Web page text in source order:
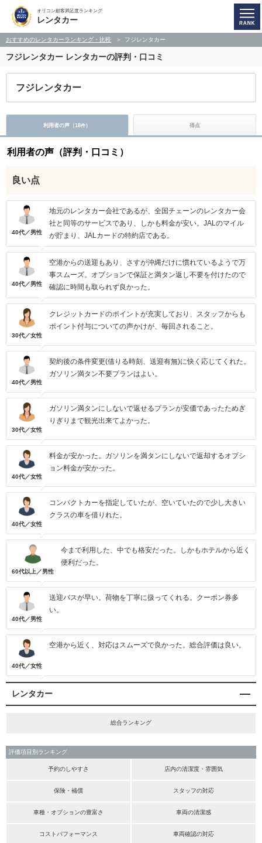
オリコン顧客満足度ランキング
レンタカー
おすすめのレンタカーランキング・比較 フジレンタカー
フジレンタカー レンタカーの評判・口コミ
フジレンタカー
利用者の声（18件） 得点
利用者の声（評判・口コミ）
良い点
40代／男性
地元のレンタカー会社であるが、全国チェーンのレンタカー会
社と同等のサービスであり、しかも料金が安い。JALのマイル
が貯まり、JALカードの特約店である。
40代／男性
空港からの送迎もあり、さすが沖縄だけに慣れているようで万
事スムーズ。オプションで保証と満タン返し不要を付けたので
確認に時間も取られず良かった。
30代／女性
クレジットカードのポイントが充実しており、スタッフからも
ポイント付与についての声かけが、毎回されること。
40代／男性
契約後の条件変更(借りる時刻、送迎有無)に快く応じてくれた。
ガソリン満タン不要プランはよい。
30代／女性
ガソリン満タンにしないで返せるプランが安価であったためぎ
りぎりまで観光出来てよかった。
40代／女性
料金が安かった。ガソリンを満タンにしないで返却するオプシ
ョン料金が安かった。
40代／女性
コンパクトカーを指定していたが、空いていたので少し大きい
クラスの車を借りれた。
60代以上／男性
今まで利用した、中でも格安だった。しかもホテルから近く
便利だった。
40代／男性
送迎バスが早い。荷物を丁寧に扱ってくれる。クーポン券多
い。
40代／女性
空港から近く、対応はスムーズで良かった。総合評価は良い。
レンタカー
総合ランキング
評価項目別ランキング
予約のしやすさ 店内の清潔度・雰囲気
保険・補償 スタッフの対応
車種・オプションの豊富さ 車両の清潔感
コストパフォーマンス 車両確認の対応